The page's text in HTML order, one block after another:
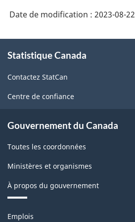
Date de modification : 2023-08-22
propos
ce
site
Statistique Canada
Contactez StatCan
Centre de confiance
Gouvernement du Canada
Toutes les coordonnées
Ministères et organismes
À propos du gouvernement
Thèmes
Emplois